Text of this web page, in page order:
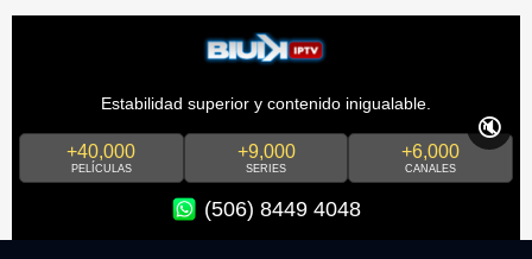
Estabilidad superior y contenido inigualable.
+40,000
PELÍCULAS
+9,000
SERIES
+6,000
CANALES
(506) 8449 4048
🔇